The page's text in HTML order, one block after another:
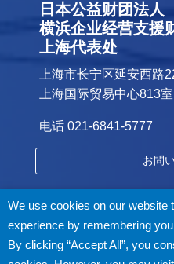
日本公益财团法人
横浜企业经营支援
上海代表处
上海市长宁区延安西路
上海国际贸易中心813
电话 021-6841-5777
お問
プライバシ
We use cookies on our website
experience by remembering
By clicking “Accept All”, you